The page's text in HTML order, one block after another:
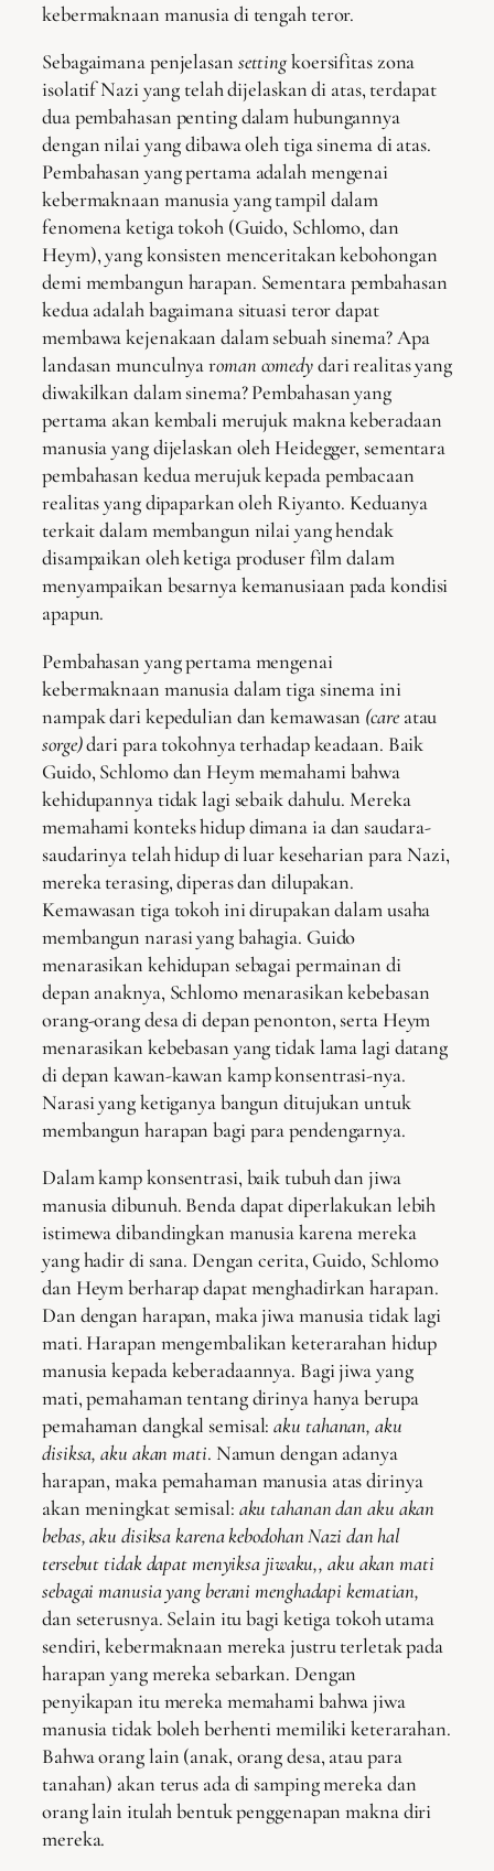
kebermaknaan manusia di tengah teror.
Sebagaimana penjelasan settingkoersifitas zona
isolatif Nazi yang telah dijelaskan di atas, terdapat
dua pembahasan penting dalam hubungannya
dengan nilai yang dibawa oleh tiga sinema di atas.
Pembahasan yang pertama adalah mengenai
kebermaknaan manusia yang tampil dalam
fenomena ketiga tokoh (Guido, Schlomo, dan
Heym), yang konsisten menceritakan kebohongan
demi membangun harapan. Sementara pembahasan
kedua adalah bagaimana situasi teror dapat
membawa kejenakaan dalam sebuah sinema? Apa
landasan munculnya roman comedydari realitas yang
diwakilkan dalam sinema? Pembahasan yang
pertama akan kembali merujuk makna keberadaan
manusia yang dijelaskan oleh Heidegger, sementara
pembahasan kedua merujuk kepada pembacaan
realitas yang dipaparkan oleh Riyanto. Keduanya
terkait dalam membangun nilai yang hendak
disampaikan oleh ketiga produser film dalam
menyampaikan besarnya kemanusiaan pada kondisi
apapun.
Pembahasan yang pertama mengenai
kebermaknaan manusia dalam tiga sinema ini
nampak dari kepedulian dan kemawasan (careatau
sorge)dari para tokohnya terhadap keadaan. Baik
Guido, Schlomo dan Heym memahami bahwa
kehidupannya tidak lagi sebaik dahulu. Mereka
memahami konteks hidup dimana ia dan saudara-
saudarinya telah hidup di luar keseharian para Nazi,
mereka terasing, diperas dan dilupakan.
Kemawasan tiga tokoh ini dirupakan dalam usaha
membangun narasi yang bahagia. Guido
menarasikan kehidupan sebagai permainan di
depan anaknya, Schlomo menarasikan kebebasan
orang-orang desa di depan penonton, serta Heym
menarasikan kebebasan yang tidak lama lagi datang
di depan kawan-kawan kamp konsentrasi-nya.
Narasi yang ketiganya bangun ditujukan untuk
membangun harapan bagi para pendengarnya.
Dalam kamp konsentrasi, baik tubuh dan jiwa
manusia dibunuh. Benda dapat diperlakukan lebih
istimewa dibandingkan manusia karena mereka
yang hadir di sana. Dengan cerita, Guido, Schlomo
dan Heym berharap dapat menghadirkan harapan.
Dan dengan harapan, maka jiwa manusia tidak lagi
mati. Harapan mengembalikan keterarahan hidup
manusia kepada keberadaannya. Bagi jiwa yang
mati, pemahaman tentang dirinya hanya berupa
pemahaman dangkal semisal:aku tahanan, aku
disiksa, aku akan mati. Namun dengan adanya
harapan, maka pemahaman manusia atas dirinya
akan meningkat semisal: aku tahanan dan aku akan
bebas, aku disiksa karena kebodohan Nazi dan hal
tersebut tidak dapat menyiksa jiwaku,, aku akan mati
sebagai manusia yang berani menghadapi kematian,
dan seterusnya. Selain itu bagi ketiga tokoh utama
sendiri, kebermaknaan mereka justru terletak pada
harapan yang mereka sebarkan. Dengan
penyikapan itu mereka memahami bahwa jiwa
manusia tidak boleh berhenti memiliki keterarahan.
Bahwa orang lain (anak, orang desa, atau para
tanahan) akan terus ada di samping mereka dan
orang lain itulah bentuk penggenapan makna diri
mereka.